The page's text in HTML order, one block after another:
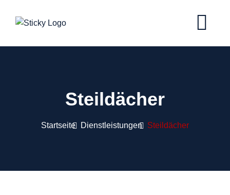
Steildächer
Startseite Dienstleistungen Steildächer